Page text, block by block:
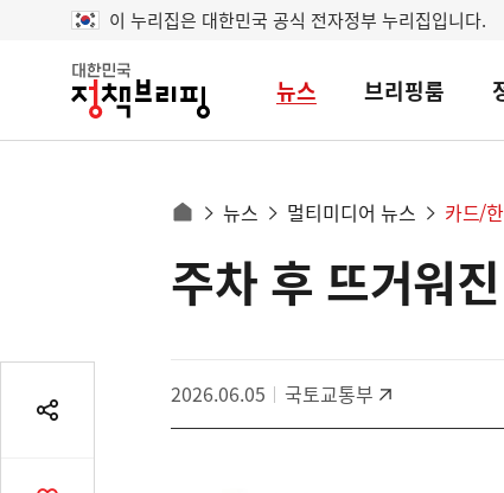
이 누리집은 대한민국 공식 전자정부 누리집입니다.
대
민
뉴스 브리핑룸
동
경
로
으
로
뉴스 멀티미디어 뉴스 카드/
영
역공
주차 후 뜨거워
2026.06.05 국토교통부